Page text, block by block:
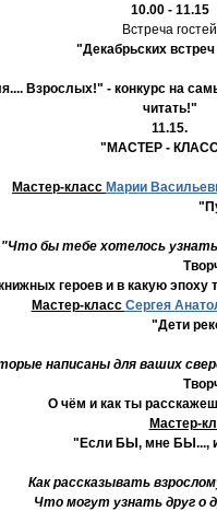
10.00 - 11.15
Встреча гостей
"Декабрьских
Взрослых!" - конкурс на
читать!"
11.15.
"МАСТЕР -
Мастер-класс Марии
"Что бы тебе хотелось
героев и в какую
Мастер-класс Сергея
"Дети
написаны для ваших
О чём и как ты
Мастер-
"Если БЫ, мне БЫ...,
Как рассказывать
Что могут узнать друг о